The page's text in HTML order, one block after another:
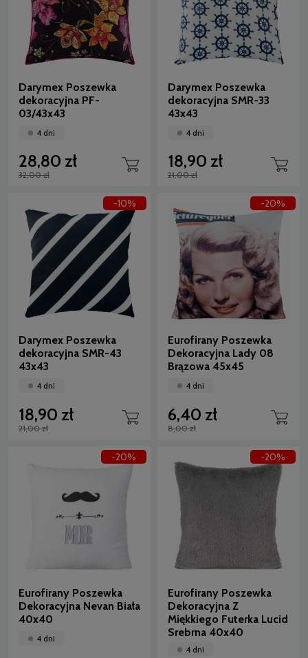
Darymex Poszewka
dekoracyjna PF-
03/43x43
4 dni
28,80 zł
32,00 zł
Darymex Poszewka
dekoracyjna SMR-33
43x43
4 dni
18,90 zł
21,00 zł
Darymex Poszewka
dekoracyjna SMR-43
43x43
4 dni
18,90 zł
21,00 zł
-10%
Eurofirany Poszewka
Dekoracyjna Lady 08
Brązowa 45x45
4 dni
6,40 zł
8,00 zł
-20%
Eurofirany Poszewka
Dekoracyjna Nevan Biała
40x40
4 dni
-20%
Eurofirany Poszewka
Dekoracyjna Z
Miękkiego Futerka Lucid
Srebrna 40x40
4 dni
-20%